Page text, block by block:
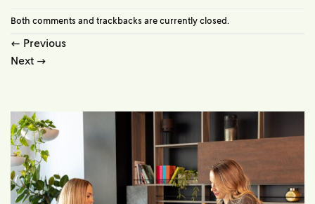
Both comments and trackbacks are currently closed.
← Previous
Next →